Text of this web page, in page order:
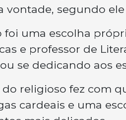
vontade, segundo
foi uma escolha
e professor de
se dedicando aos
religioso fez com
cardeais e uma